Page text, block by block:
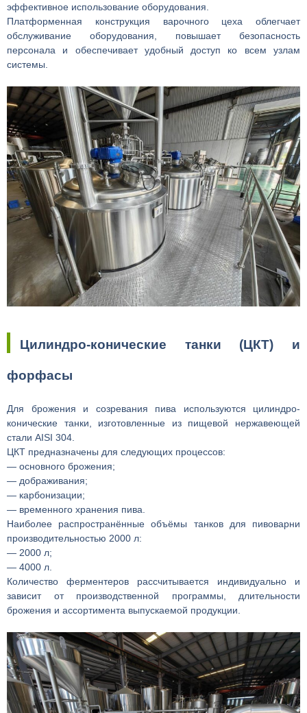
эффективное использование оборудования.
Платформенная конструкция варочного цеха облегчает
обслуживание оборудования, повышает безопасность
персонала и обеспечивает удобный доступ ко всем узлам
системы.
Цилиндро-конические танки (ЦКТ) и
форфасы
Для брожения и созревания пива используются цилиндро-
конические танки, изготовленные из пищевой нержавеющей
стали AISI 304.
ЦКТ предназначены для следующих процессов:
— основного брожения;
— дображивания;
— карбонизации;
— временного хранения пива.
Наиболее распространённые объёмы танков для пивоварни
производительностью 2000 л:
— 2000 л;
— 4000 л.
Количество ферментеров рассчитывается индивидуально и
зависит от производственной программы, длительности
брожения и ассортимента выпускаемой продукции.